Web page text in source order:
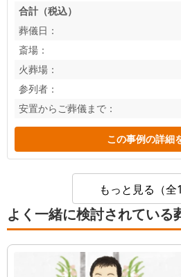
合計（税込）
葬儀日：
斎場：
火葬場：
参列者：
安置からご葬儀まで：
この事例の詳細
もっと見る（全
よく一緒に検討されている